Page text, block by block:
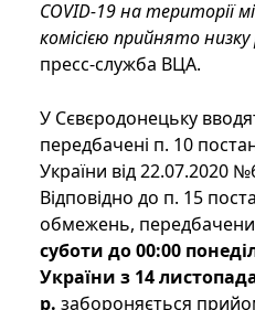
COVID-19 на території
комісією прийнято низку
пресс-служба ВЦА.
У Сєвєродонецьку
передбачені п. 10
України від 22.07.2020
Відповідно до п. 15
обмежень,
суботи до 00:00
України з 14
р. забороняється